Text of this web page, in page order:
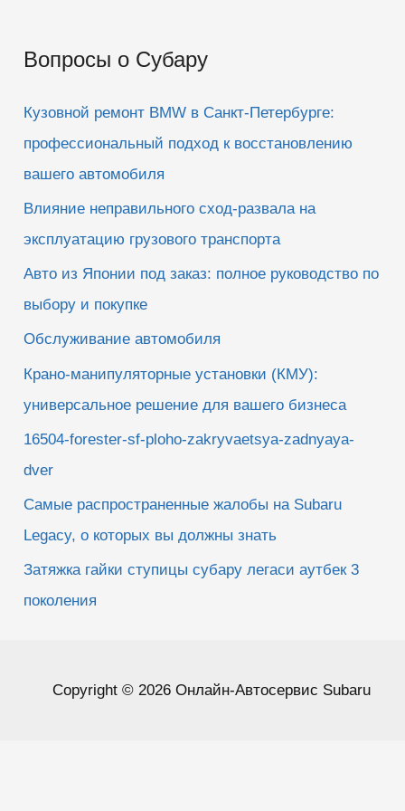
с
Вопросы о Субару
Кузовной ремонт BMW в Санкт-Петербурге:
профессиональный подход к восстановлению
вашего автомобиля
Влияние неправильного сход-развала на
эксплуатацию грузового транспорта
Авто из Японии под заказ: полное руководство по
выбору и покупке
Обслуживание автомобиля
Крано-манипуляторные установки (КМУ):
универсальное решение для вашего бизнеса
16504-forester-sf-ploho-zakryvaetsya-zadnyaya-
dver
Самые распространенные жалобы на Subaru
Legacy, о которых вы должны знать
Затяжка гайки ступицы субару легаси аутбек 3
поколения
Copyright © 2026 Онлайн-Автосервис Subaru